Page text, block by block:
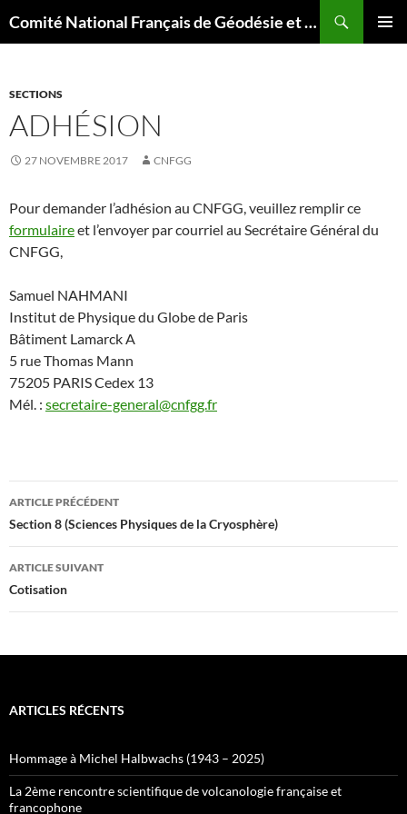
au
Comité National Français de Géodésie et Géophysique
SECTIONS
ADHÉSION
27 NOVEMBRE 2017 CNFGG
Pour demander l’adhésion au CNFGG, veuillez remplir ce
formulaireet l’envoyer par courriel au Secrétaire Général du
CNFGG,
Samuel NAHMANI
Institut de Physique du Globe de Paris
Bâtiment Lamarck A
5 rue Thomas Mann
75205 PARIS Cedex 13
Mél. : secretaire-general@cnfgg.fr
Navigation
des
articles
ARTICLE PRÉCÉDENT
Section 8 (Sciences Physiques de la Cryosphère)
ARTICLE SUIVANT
Cotisation
ARTICLES RÉCENTS
Hommage à Michel Halbwachs (1943 – 2025)
La 2ème rencontre scientifique de volcanologie française et
francophone